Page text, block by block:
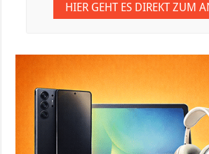
HIER GEHT ES DIREKT ZUM